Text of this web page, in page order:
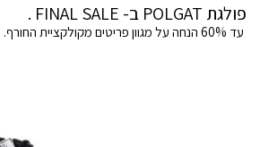
פולגת POLGAT ב- FINAL SALE .
עד 60% הנחה על מגוון פריטים מקולקציית החורף.